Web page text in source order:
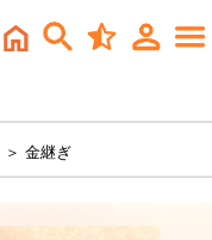
＞ 金継ぎ